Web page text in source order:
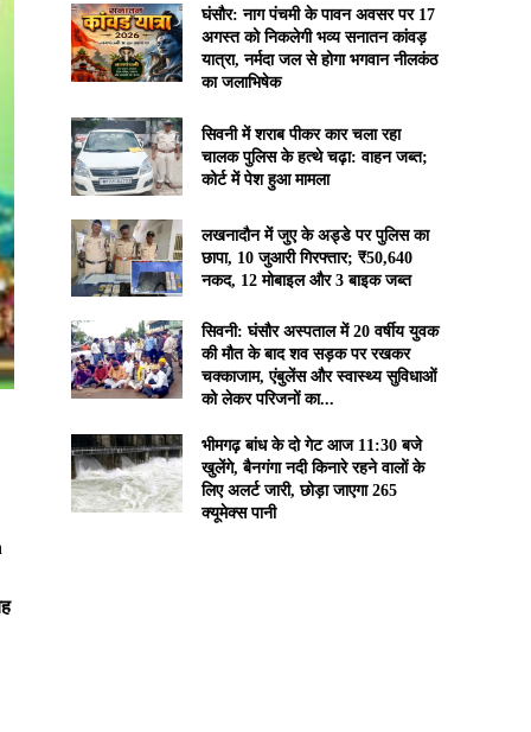
घंसौर: नाग पंचमी के पावन अवसर पर 17
अगस्त को निकलेगी भव्य सनातन कांवड़
यात्रा, नर्मदा जल से होगा भगवान नीलकंठ
का जलाभिषेक
सिवनी में शराब पीकर कार चला रहा
चालक पुलिस के हत्थे चढ़ा: वाहन जब्त;
कोर्ट में पेश हुआ मामला
लखनादौन में जुए के अड्डे पर पुलिस का
छापा, 10 जुआरी गिरफ्तार; ₹50,640
नकद, 12 मोबाइल और 3 बाइक जब्त
सिवनी: घंसौर अस्पताल में 20 वर्षीय युवक
की मौत के बाद शव सड़क पर रखकर
चक्काजाम, एंबुलेंस और स्वास्थ्य सुविधाओं
को लेकर परिजनों का...
भीमगढ़ बांध के दो गेट आज 11:30 बजे
खुलेंगे, बैनगंगा नदी किनारे रहने वालों के
लिए अलर्ट जारी, छोड़ा जाएगा 265
क्यूमेक्स पानी